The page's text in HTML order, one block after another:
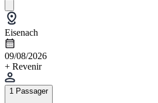
Eisenach
09/08/2026
+ Revenir
1 Passager